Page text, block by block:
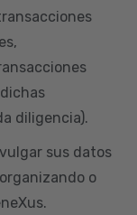
diligencia).
sus datos
o